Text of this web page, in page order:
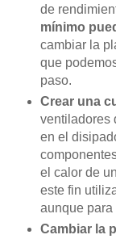
de
mínimo
cambiar la
que
paso.
Crear una
ventiladores
en el
el calor de
este fin
aunque
Cambiar la